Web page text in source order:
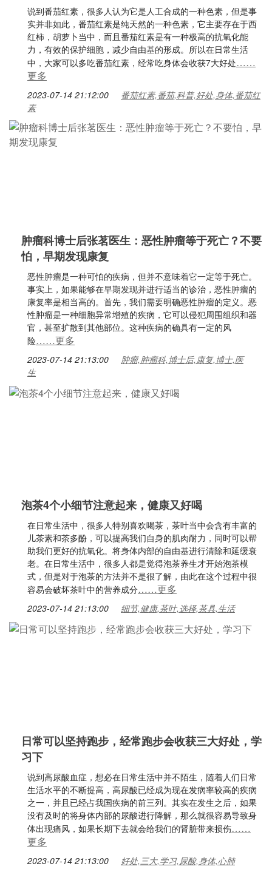
说到番茄红素，很多人认为它是人工合成的一种色素，但是事
实并非如此，番茄红素是纯天然的一种色素，它主要存在于西
红柿，胡萝卜当中，而且番茄红素是有一种极高的抗氧化能
力，有效的保护细胞，减少自由基的形成。所以在日常生活
中，大家可以多吃番茄红素，经常吃身体会收获7大好处……
更多
2023-07-14 21:12:00
番茄红素,番茄,科普,好处,身体,番茄红
素
肿瘤科博士后张茗医生：恶性肿瘤等于死亡？不要
怕，早期发现康复
恶性肿瘤是一种可怕的疾病，但并不意味着它一定等于死亡。
事实上，如果能够在早期发现并进行适当的诊治，恶性肿瘤的
康复率是相当高的。首先，我们需要明确恶性肿瘤的定义。恶
性肿瘤是一种细胞异常增殖的疾病，它可以侵犯周围组织和器
官，甚至扩散到其他部位。这种疾病的确具有一定的风
险……更多
2023-07-14 21:13:00
肿瘤,肿瘤科,博士后,康复,博士,医
生
泡茶4个小细节注意起来，健康又好喝
在日常生活中，很多人特别喜欢喝茶，茶叶当中会含有丰富的
儿茶素和茶多酚，可以提高我们自身的肌肉耐力，同时可以帮
助我们更好的抗氧化。将身体内部的自由基进行清除和延缓衰
老。在日常生活中，很多人都是觉得泡茶养生才开始泡茶模
式，但是对于泡茶的方法并不是很了解，由此在这个过程中很
容易会破坏茶叶中的营养成分……更多
2023-07-14 21:13:00 细节,健康,茶叶,选择,茶具,生活
日常可以坚持跑步，经常跑步会收获三大好处，学
习下
说到高尿酸血症，想必在日常生活中并不陌生，随着人们日常
生活水平的不断提高，高尿酸已经成为现在发病率较高的疾病
之一，并且已经占我国疾病的前三列。其实在发生之后，如果
没有及时的将身体内部的尿酸进行降解，那么就很容易导致身
体出现痛风，如果长期下去就会给我们的肾脏带来损伤……
更多
2023-07-14 21:13:00 好处,三大,学习,尿酸,身体,心肺